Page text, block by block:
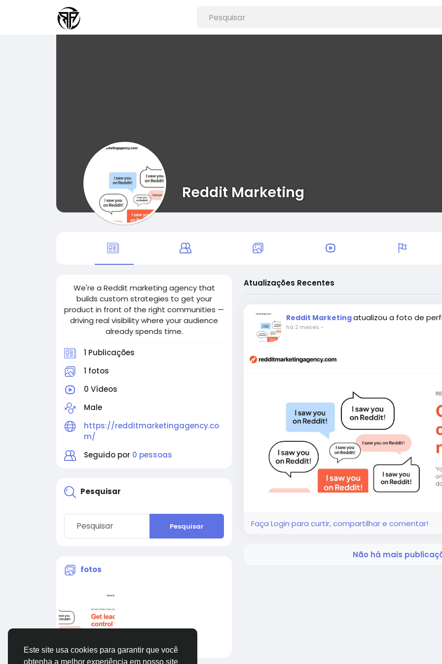
Este site usa cookies para garantir que você
obtenha a melhor experiência em nosso site
Reddit Marketing
We're a Reddit marketing agency that
builds custom strategies to get your
product in front of the right communities —
driving real visibility where your audience
already spends time.
1 Publicações
1 fotos
0 Vídeos
Male
https://redditmarketingagency.co
m/
Seguido por 0 pessoas
Pesquisar
Pesquisar
fotos
Atualizações Recentes
Reddit Marketingatualizou a foto de
há 2 meses -
Faça Login para curtir, compartilhar e comentar!
Não há mais